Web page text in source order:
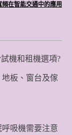
頻在智能交通中的應用
機和租機選項?
板、窗台及傢
吸機需要注意